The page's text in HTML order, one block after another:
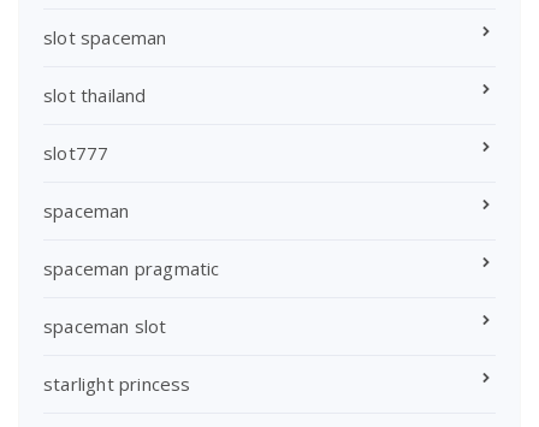
slot spaceman
slot thailand
slot777
spaceman
spaceman pragmatic
spaceman slot
starlight princess